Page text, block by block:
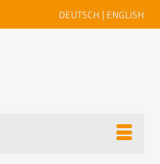
DEUTSCH | ENGLISH